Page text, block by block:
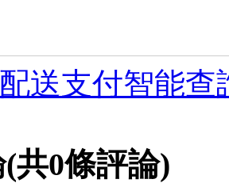
配送支付智能查
(共0條評論)